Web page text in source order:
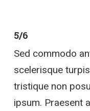
5/6
Sed commodo
scelerisque
tristique non
ipsum. Praesent